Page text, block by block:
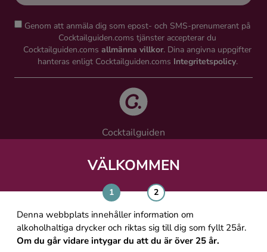
VÄLKOMMEN
Denna webbplats innehåller information om
alkoholhaltiga drycker och riktas sig till dig som fyllt 25år.
Om du går vidare intygar du att du är över 25 år.
Genom att anmäla dig som epost- och SMS-prenumerant på
Cocktailguiden.coms tjänster accepterar du
Cocktailguiden.coms allmänna villkor. Dina angivna uppgifter
hanteras enligt Cocktailguiden.coms Integritetspolicy.
Cocktailguiden
Västra Järnvägsgatan 21, 111 64 Stockholm
info@cocktailguiden.com